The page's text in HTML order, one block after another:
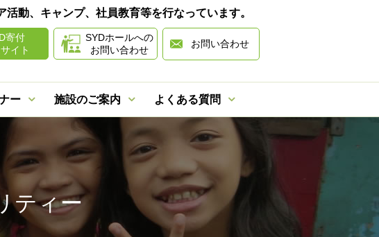
動、キャンプ、社員教育等を行なっています。
寄付
イト
SYDホールへの
お問い合わせ
お問い合わせ
ー 施設のご案内 よくある質問
ティー